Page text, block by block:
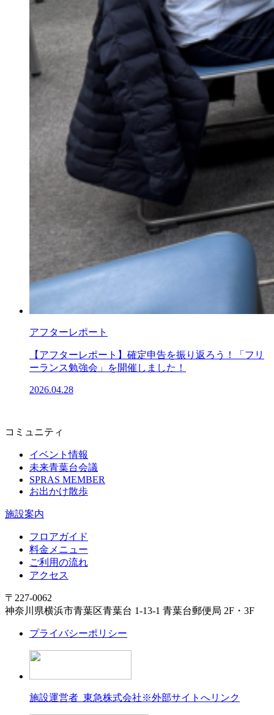
アフターレポート
【アフターレポート】確定申告を振り返ろう！「フリ
ーランス勉強会」を開催しました！
2026.04.28
コミュニティ
イベント情報
未来青葉台会議
SPRAS MEMBER
お出かけ散歩
施設案内
フロアガイド
料金メニュー
ご利用の流れ
アクセス
〒227-0062
神奈川県横浜市青葉区青葉台 1-13-1 青葉台郵便局 2F・3F
プライバシーポリシー
施設運営者 東急株式会社※外部サイトへリンク